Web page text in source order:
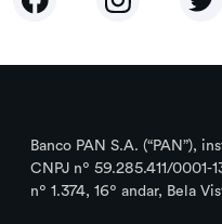
Banco PAN S.A. (“PAN”),
CNPJ nº 59.285.411/0001-
nº 1.374, 16º andar, Bela